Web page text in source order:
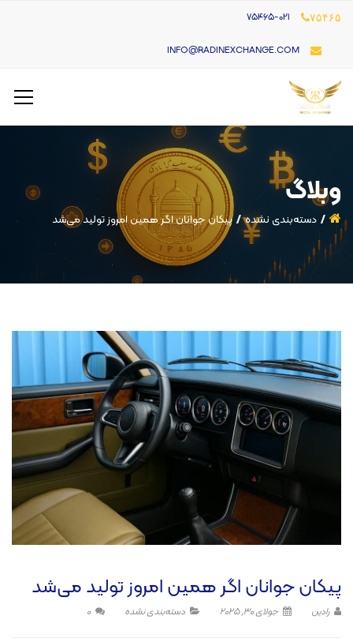
۷۵۴۶۵
INFO@RADINEXCHANGE.COM
وبلاگ
دسته‌بندی نشده پیکان جوانان اگر همین امروز تولید می‌شد
پیکان جوانان اگر همین امروز تولید می‌شد
رادین جولای 30, 2025 دسته‌بندی نشده 0